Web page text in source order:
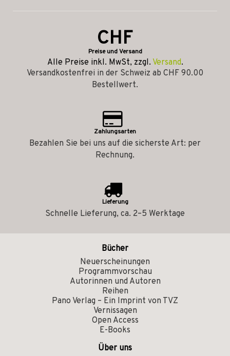
CHF
Preise und Versand
Alle Preise inkl. MwSt, zzgl. Versand.
Versandkostenfrei in der Schweiz ab CHF 90.00
Bestellwert.
Zahlungsarten
Bezahlen Sie bei uns auf die sicherste Art: per
Rechnung.
Lieferung
Schnelle Lieferung, ca. 2–5 Werktage
Bücher
Neuerscheinungen
Programmvorschau
Autorinnen und Autoren
Reihen
Pano Verlag – Ein Imprint von TVZ
Vernissagen
Open Access
E-Books
Über uns